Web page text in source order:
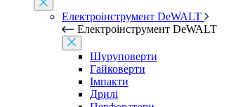
Електроінструмент DeWALT
Електроінструмент DeWALT
Шуруповерти
Гайковерти
Імпакти
Дрилі